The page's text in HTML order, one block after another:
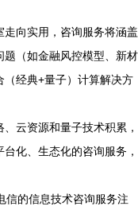
走向实用，咨询服务将涵盖
（如金融风控模型、新材
经典+量子）计算解决方
云资源和量子技术积累，
化、生态化的咨询服务，
信的信息技术咨询服务注